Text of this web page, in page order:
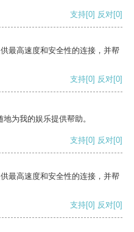
支持[0] 反对[0]
最高速度和安全性的连接，并帮
支持[0] 反对[0]
为我的娱乐提供帮助。
支持[0] 反对[0]
最高速度和安全性的连接，并帮
支持[0] 反对[0]